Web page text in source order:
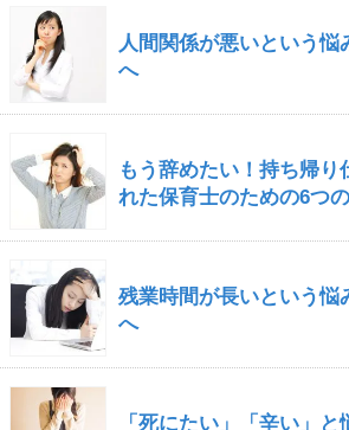
人間関係が悪いという悩
へ
もう辞めたい！持ち帰り
れた保育士のための6つ
残業時間が長いという悩
へ
「死にたい」「辛い」